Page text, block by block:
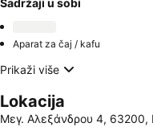
Sadržaji u sobi
Aparat za čaj / kafu
Prikaži više
Lokacija
Μεγ. Αλεξάνδρου 4, 63200,